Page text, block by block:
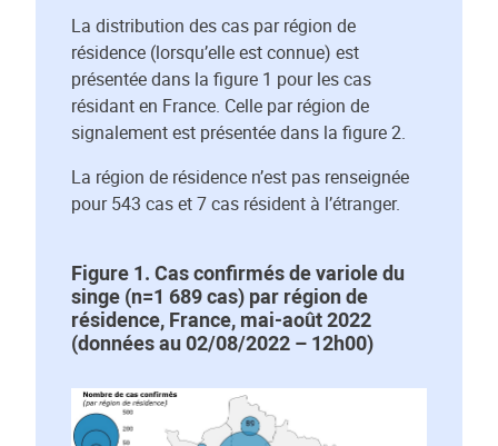
La distribution des cas par région de
résidence (lorsqu’elle est connue) est
présentée dans la figure 1 pour les cas
résidant en France. Celle par région de
signalement est présentée dans la figure 2.
La région de résidence n’est pas renseignée
pour 543 cas et 7 cas résident à l’étranger.
Figure 1. Cas confirmés de variole du
singe (n=1 689 cas) par région de
résidence, France, mai-août 2022
(données au 02/08/2022 – 12h00)